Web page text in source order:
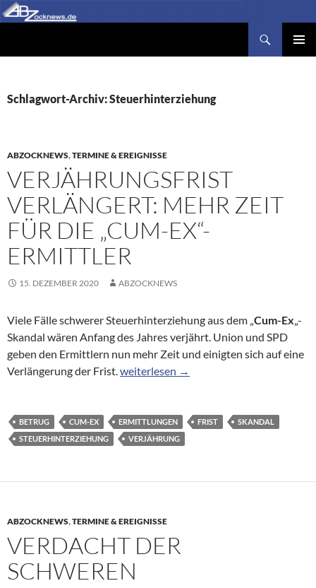
Zum
Inhalt
Schlagwort-Archiv: Steuerhinterziehung
ABZOCKNEWS,TERMINE & EREIGNISSE
VERJÄHRUNGSFRIST
VERLÄNGERT: MEHR ZEIT
FÜR DIE „CUM-EX“-
ERMITTLER
15. DEZEMBER 2020 ABZOCKNEWS
Viele Fälle schwerer Steuerhinterziehung aus dem „Cum-Ex„-
Skandal wären Anfang des Jahres verjährt. Union und SPD
geben den Ermittlern nun mehr Zeit und einigten sich auf eine
Verlängerung der Frist.Verjährungsfrist verlängert: Mehr Zeit
weiterlesen →
BETRUG CUM-EX ERMITTLUNGEN FRIST
SKANDAL
STEUERHINTERZIEHUNG
VERJÄHRUNG
ABZOCKNEWS,TERMINE & EREIGNISSE
VERDACHT DER
SCHWEREN